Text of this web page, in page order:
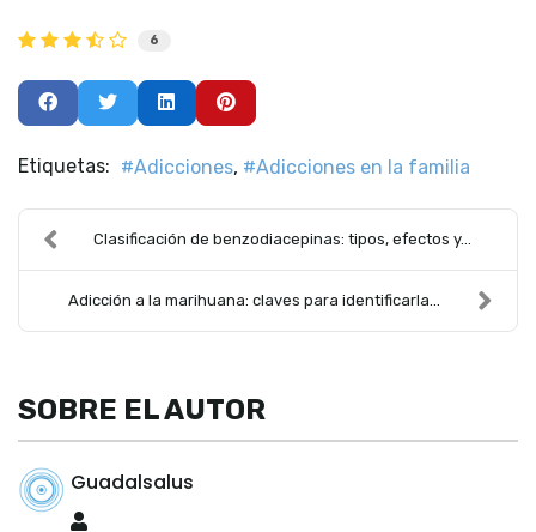
6
Etiquetas: Adicciones Adicciones en la familia
Clasificación de benzodiacepinas: tipos, efectos y...
Adicción a la marihuana: claves para identificarla...
SOBRE EL AUTOR
Guadalsalus
Guadalsalus